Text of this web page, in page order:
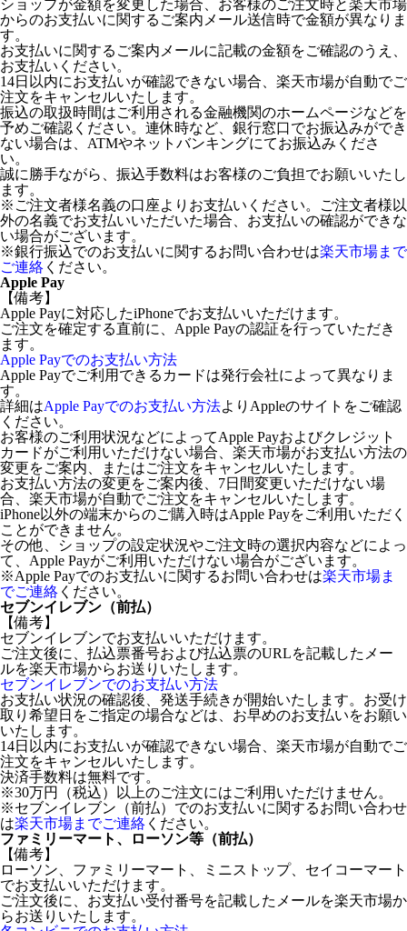
ショップが金額を変更した場合、お客様のご注文時と楽天市場
からのお支払いに関するご案内メール送信時で金額が異なりま
す。
お支払いに関するご案内メールに記載の金額をご確認のうえ、
お支払いください。
14日以内にお支払いが確認できない場合、楽天市場が自動でご
注文をキャンセルいたします。
振込の取扱時間はご利用される金融機関のホームページなどを
予めご確認ください。連休時など、銀行窓口でお振込みができ
ない場合は、ATMやネットバンキングにてお振込みくださ
い。
誠に勝手ながら、振込手数料はお客様のご負担でお願いいたし
ます。
※ご注文者様名義の口座よりお支払いください。ご注文者様以
外の名義でお支払いいただいた場合、お支払いの確認ができな
い場合がございます。
※銀行振込でのお支払いに関するお問い合わせは楽天市場まで
ご連絡 ください。
Apple Pay
【備考】
Apple Payに対応したiPhoneでお支払いいただけます。
ご注文を確定する直前に、Apple Payの認証を行っていただき
ます。
Apple Payでのお支払い方法
Apple Payでご利用できるカードは発行会社によって異なりま
す。
詳細はApple Payでのお支払い方法よりAppleのサイトをご確認
ください。
お客様のご利用状況などによってApple Payおよびクレジット
カードがご利用いただけない場合、楽天市場がお支払い方法の
変更をご案内、またはご注文をキャンセルいたします。
お支払い方法の変更をご案内後、7日間変更いただけない場
合、楽天市場が自動でご注文をキャンセルいたします。
iPhone以外の端末からのご購入時はApple Payをご利用いただく
ことができません。
その他、ショップの設定状況やご注文時の選択内容などによっ
て、Apple Payがご利用いただけない場合がございます。
※Apple Payでのお支払いに関するお問い合わせは楽天市場ま
でご連絡 ください。
セブンイレブン（前払）
【備考】
セブンイレブンでお支払いいただけます。
ご注文後に、払込票番号および払込票のURLを記載したメー
ルを楽天市場からお送りいたします。
セブンイレブンでのお支払い方法
お支払い状況の確認後、発送手続きが開始いたします。お受け
取り希望日をご指定の場合などは、お早めのお支払いをお願い
いたします。
14日以内にお支払いが確認できない場合、楽天市場が自動でご
注文をキャンセルいたします。
決済手数料は無料です。
※30万円（税込）以上のご注文にはご利用いただけません。
※セブンイレブン（前払）でのお支払いに関するお問い合わせ
は楽天市場までご連絡 ください。
ファミリーマート、ローソン等（前払）
【備考】
ローソン、ファミリーマート、ミニストップ、セイコーマート
でお支払いいただけます。
ご注文後に、お支払い受付番号を記載したメールを楽天市場か
らお送りいたします。